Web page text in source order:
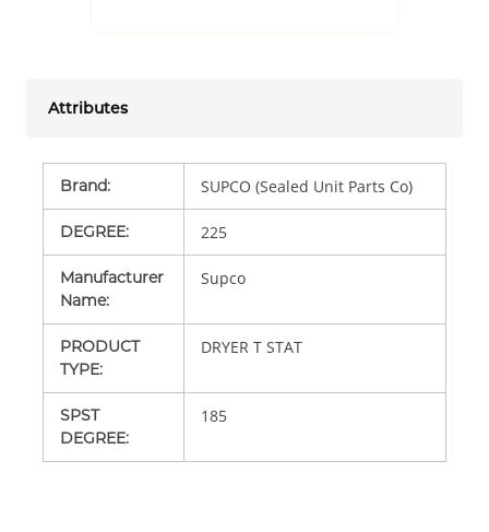
Attributes
Brand: SUPCO (Sealed Unit Parts Co)
DEGREE: 225
Manufacturer
Name:
Supco
PRODUCT
TYPE:
DRYER T STAT
SPST
DEGREE:
185